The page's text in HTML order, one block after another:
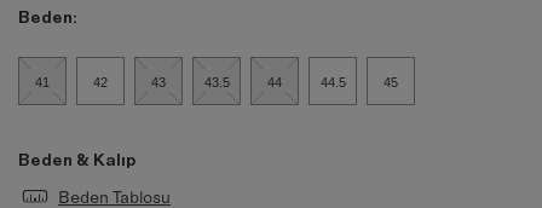
Beden:
41 42 43 43.5 44 44.5 45
Beden & Kalıp
Beden Tablosu